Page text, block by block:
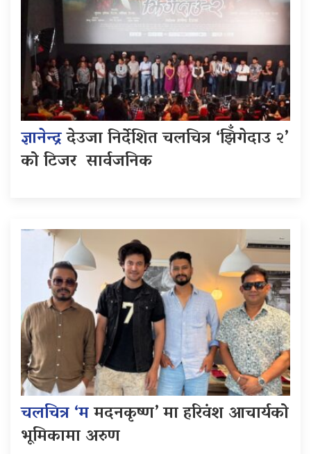
ज्ञानेन्द्रदेउजा निर्देशित चलचित्र ‘झिँगेदाउ २’
को टिजर सार्वजनिक
चलचित्र ‘ममदनकृष्ण’ मा हरिवंश आचार्यको
भूमिकामा अरुण